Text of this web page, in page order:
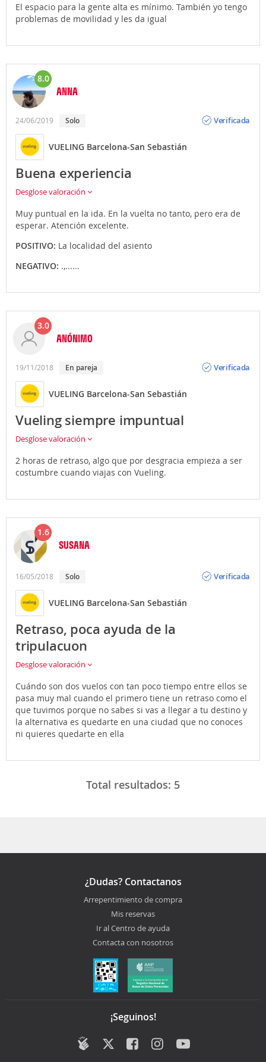
El espacio para la gente alta es mínimo. También yo tengo
problemas de movilidad y les da igual
8.0
ANNA
24/06/2019 Solo
Verificada
VUELING Barcelona-San Sebastián
Buena experiencia
Desglose valoración
Muy puntual en la ida. En la vuelta no tanto, pero era de
esperar. Atención excelente.
POSITIVO: La localidad del asiento
NEGATIVO: .,......
3.0
ANÓNIMO
19/11/2018 En pareja
Verificada
VUELING Barcelona-San Sebastián
Vueling siempre impuntual
Desglose valoración
2 horas de retraso, algo que por desgracia empieza a ser
costumbre cuando viajas con Vueling.
1.6
SUSANA
16/05/2018 Solo
Verificada
VUELING Barcelona-San Sebastián
Retraso, poca ayuda de la
tripulacuon
Desglose valoración
Cuándo son dos vuelos con tan poco tiempo entre ellos se
pasa muy mal cuando el primero tiene un retraso como el
que tuvimos porque no sabes si vas a llegar a tu destino y
la alternativa es quedarte en una ciudad que no conoces
ni quieres quedarte en ella
Total resultados: 5
¿Dudas? Contactanos
Arrepentimiento de compra
Mis reservas
Ir al Centro de ayuda
Contacta con nosotros
¡Seguinos!